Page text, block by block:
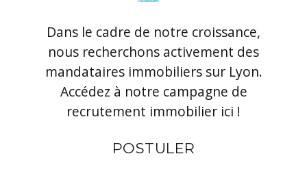
Dans le cadre de notre croissance,
nous recherchons activement des
mandataires immobiliers sur Lyon.
Accédez à notre campagne de
recrutement immobilier ici !
POSTULER